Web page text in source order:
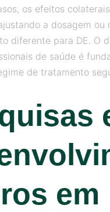
os efeitos
a dosagem ou
diferente para DE. O
de saúde é
de tratamento
em